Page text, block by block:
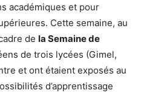
académiques et pour
Cette semaine, au
de la Semaine de
de trois lycées (Gimel,
et ont étaient exposés au
d’apprentissage